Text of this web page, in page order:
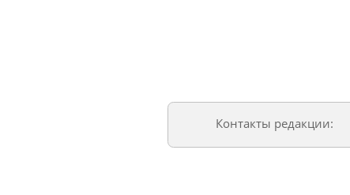
Контакты редакции: